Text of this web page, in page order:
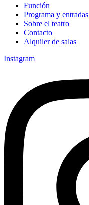
Función
Programa y entradas
Sobre el teatro
Contacto
Alquiler de salas
Instagram